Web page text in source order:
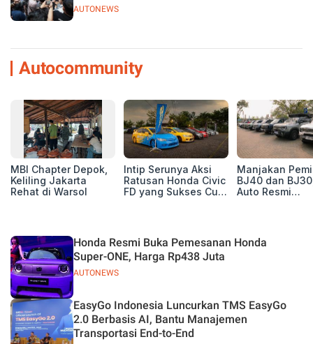
AUTONEWS
Autocommunity
MBI Chapter Depok,
Keliling Jakarta
Rehat di Warsol
Intip Serunya Aksi
Ratusan Honda Civic
FD yang Sukses Curi
Manjakan
BJ40 dan
Auto Resmi
AUTONEWS
Honda Resmi Buka Pemesanan Honda
Super-ONE, Harga Rp438 Juta
EasyGo Indonesia Luncurkan TMS EasyGo
2.0 Berbasis AI, Bantu Manajemen
Transportasi End-to-End